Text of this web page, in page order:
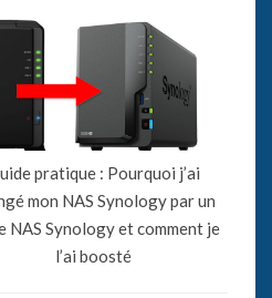
pratique : Pourquoi j’ai
mon NAS Synology par un
NAS Synology et comment je
l’ai boosté